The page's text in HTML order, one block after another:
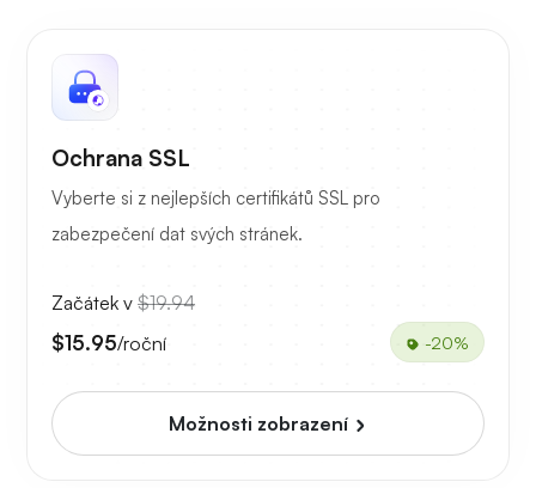
Ochrana SSL
Vyberte si z nejlepších certifikátů SSL pro
zabezpečení dat svých stránek.
Začátek v $19.94
$15.95/roční -20%
Možnosti zobrazení